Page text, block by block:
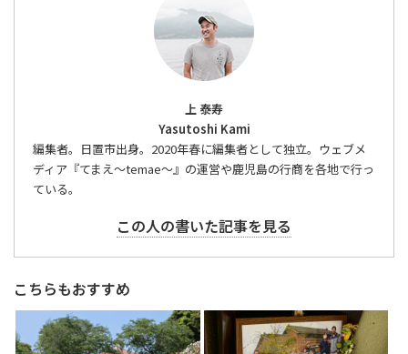
上 泰寿
Yasutoshi Kami
編集者。日置市出身。2020年春に編集者として独立。ウェブメ
ディア『てまえ～temae～』の運営や鹿児島の行商を各地で行っ
ている。
この人の書いた記事を見る
こちらもおすすめ